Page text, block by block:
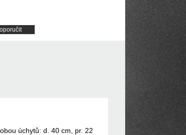
úchytů: d. 40 cm, pr. 22